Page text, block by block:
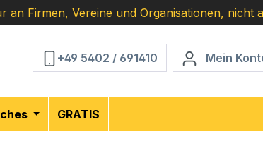
an Firmen, Vereine und Organisationen, nicht
+49 5402 / 691410 Mein
GRATIS